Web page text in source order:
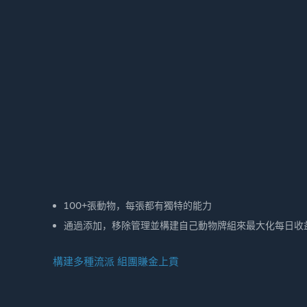
100+張動物，每張都有獨特的能力
通過添加，移除管理並構建自己動物牌組來最大化每日收
構建多種流派 組團賺金上貢